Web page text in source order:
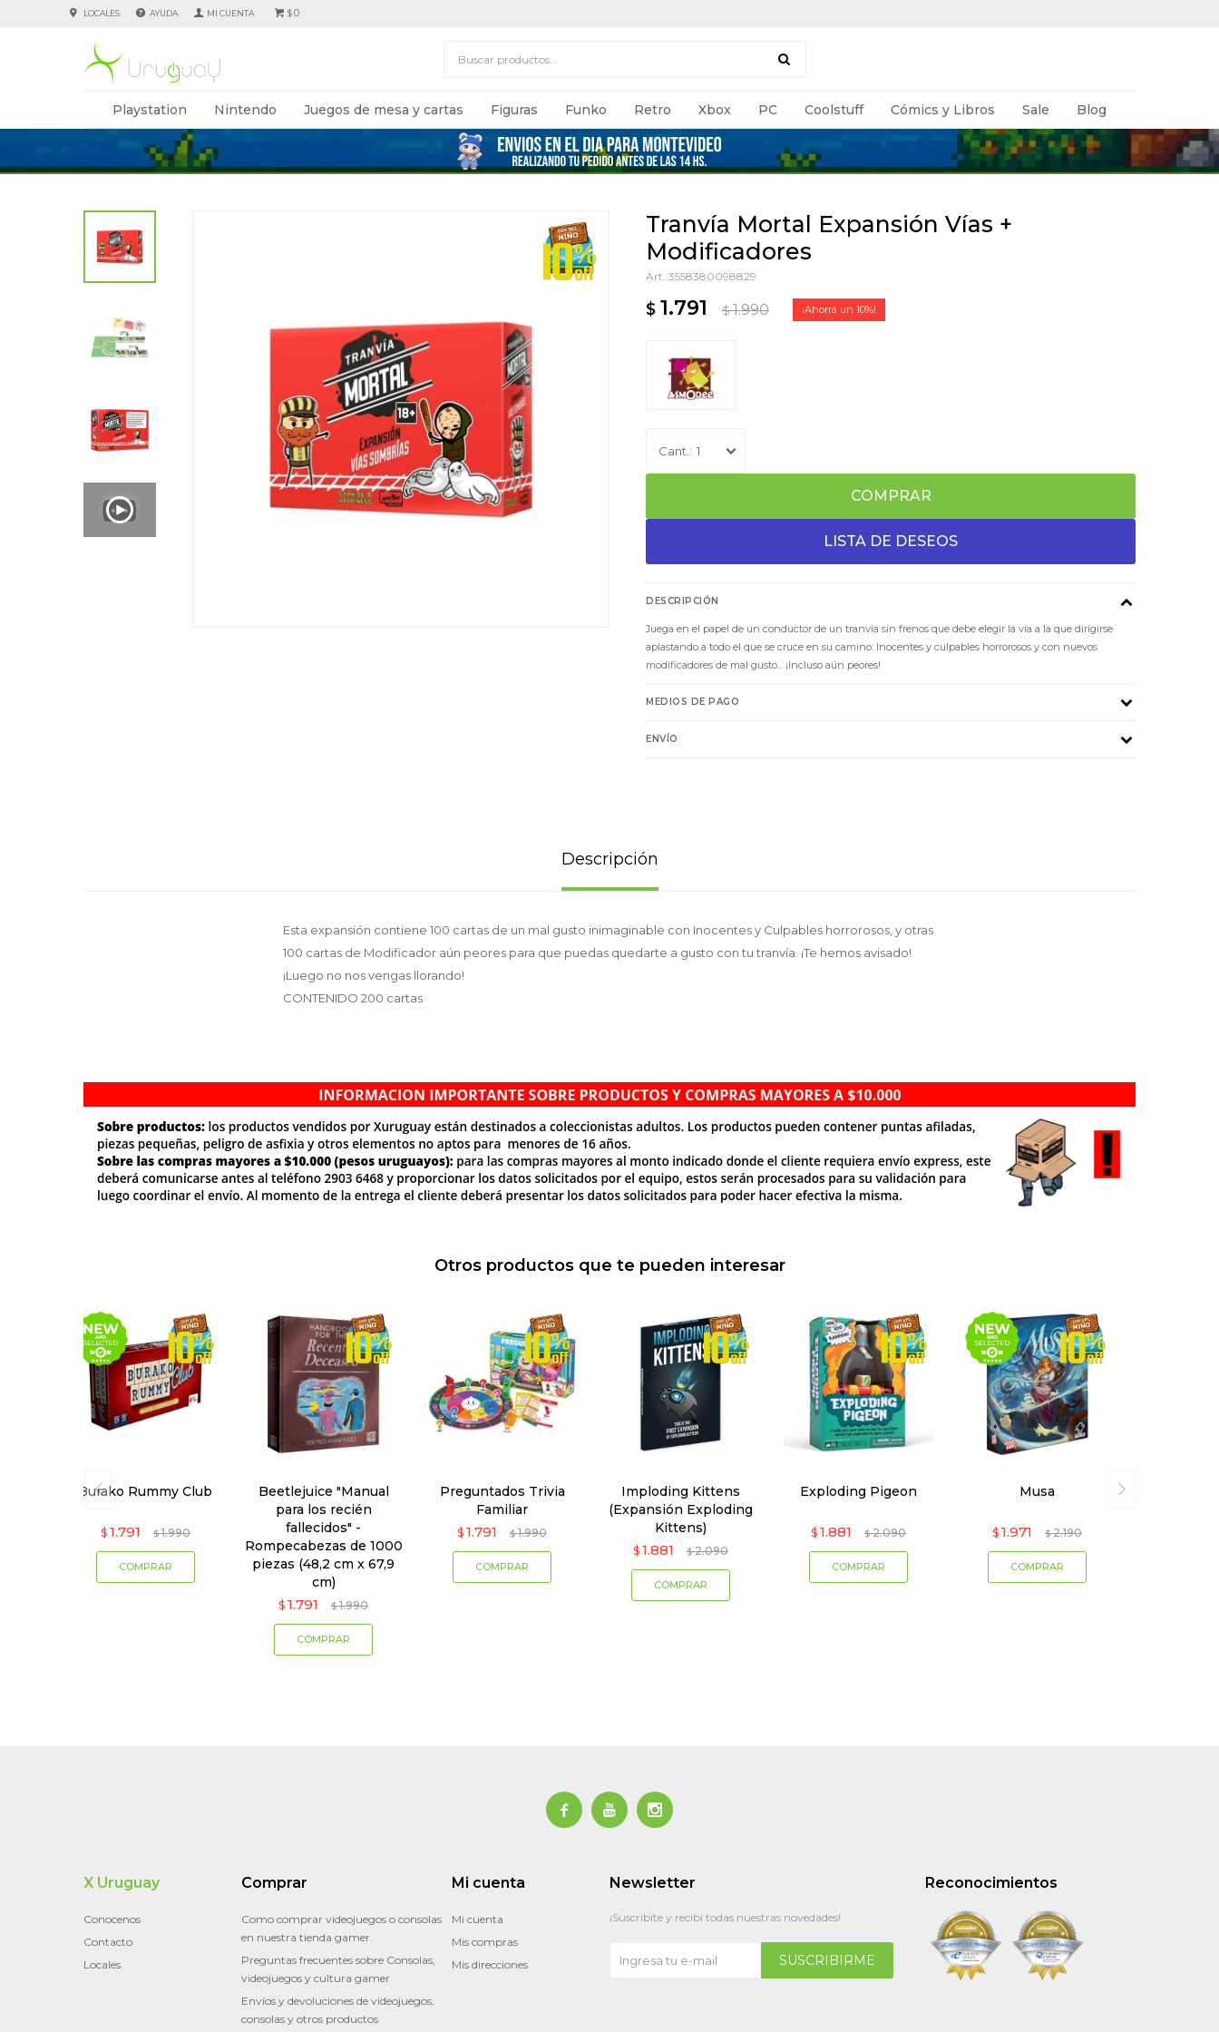
Playstation Nintendo Juegos de mesa y cartas Figuras Funko Retro Xbox PC Coolstuff Cómics y Libros Sale Blog
$0
LOCALES AYUDA
Tranvía Mortal Expansión Vías +
Modificadores
3558380098829
$ 1.791 $ 1.990 10
1
COMPRAR
DESCRIPCIÓN
Juega en el papel de un conductor de un tranvía sin frenos que debe elegir la vía a la que dirigirse
aplastando a todo el que se cruce en su camino: Inocentes y culpables horrorosos y con nuevos
modificadores de mal gusto... ¡Incluso aún peores!
MEDIOS DE PAGO
ENVÍO
Descripción
Esta expansión contiene 100 cartas de un mal gusto inimaginable con Inocentes y Culpables horrorosos, y otras
100 cartas de Modificador aún peores para que puedas quedarte a gusto con tu tranvía. ¡Te hemos avisado!
¡Luego no nos vengas llorando!
CONTENIDO 200 cartas
Otros productos que te pueden interesar
Burako Rummy Club
$ 1.791 $ 1.990
Beetlejuice "Manual
para los recién
fallecidos" -
Rompecabezas de 1000
piezas (48,2 cm x 67,9
cm)
$ 1.791 $ 1.990
Preguntados Trivia
Familiar
$ 1.791 $ 1.990
Imploding Kittens
(Expansión Exploding
Kittens)
$ 1.881 $ 2.090
Exploding Pigeon
$ 1.881 $ 2.090
Musa
$ 1.971 $ 2.190
  
Reconocimientos
X Uruguay
Conocenos
Contacto
Locales
Comprar
Como comprar videojuegos o consolas
en nuestra tienda gamer.
Preguntas frecuentes sobre Consolas,
videojuegos y cultura gamer
Envíos y devoluciones de videojuegos,
consolas y otros productos
Mi cuenta
Mi cuenta
Mis compras
Mis direcciones
Newsletter
¡Suscribite y recibí todas nuestras novedades!
SUSCRIBIRME